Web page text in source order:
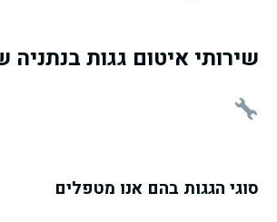
שירותי איטום גגות
סוגי הגגות בהם אנו מטפלים